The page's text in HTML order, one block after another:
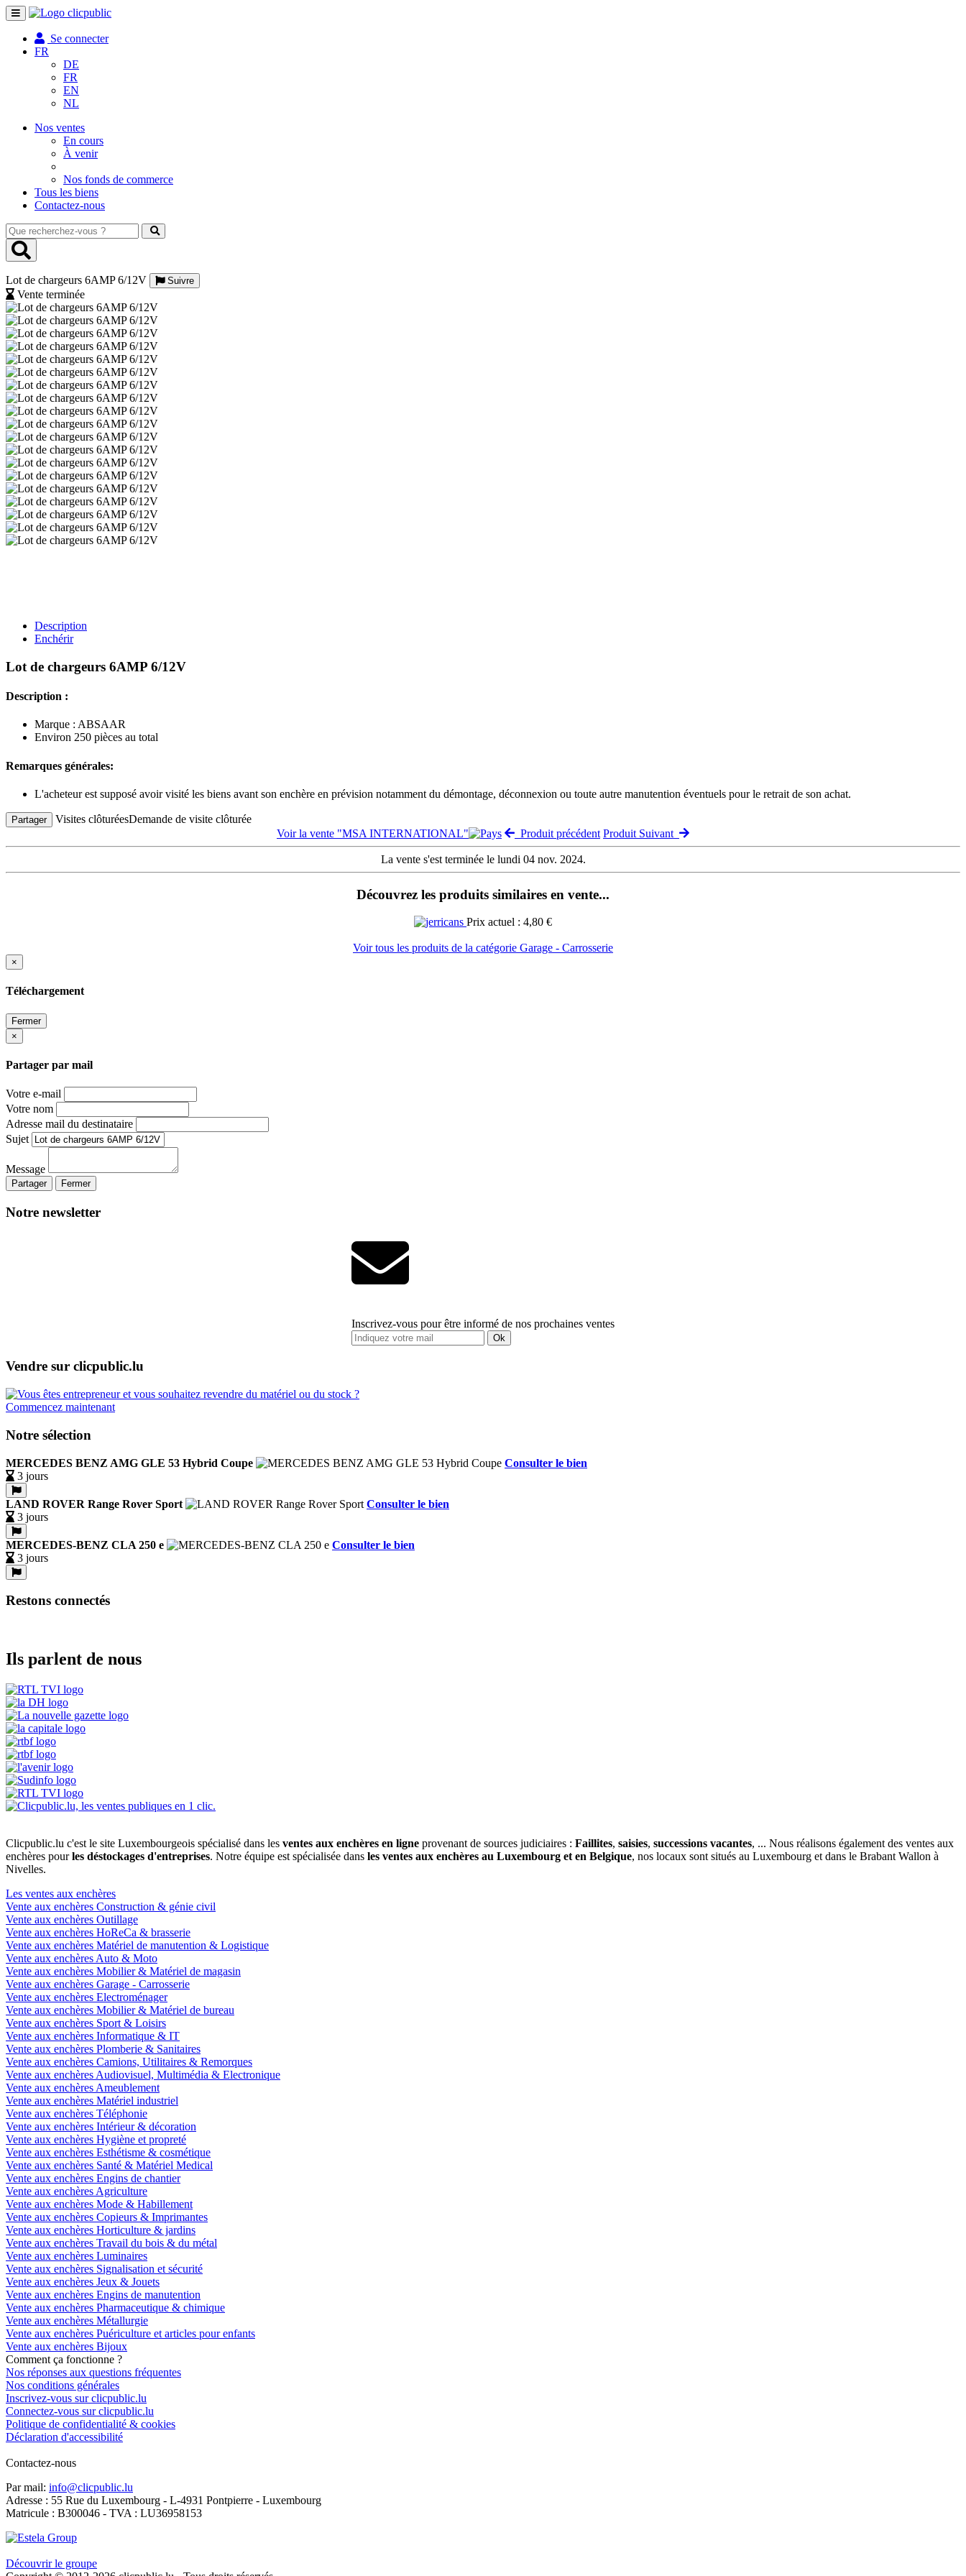
Toggle
navigation
Se connecter
FR
DE
FR
EN
NL
Nos ventes
En cours
À venir
Nos fonds de commerce
Tous les biens
Contactez-nous
Que
recherchez-
vous
Lot de chargeurs 6AMP 6/12V
Suivre
Vente terminée
Description
Enchérir
Lot de chargeurs 6AMP 6/12V
Description :
Marque : ABSAAR
Environ 250 pièces au total
Remarques générales:
L'acheteur est supposé avoir visité les biens avant son enchère en prévision notamment du démontage, déconnexion ou toute autre manutention éventuels pour le retrait de son achat.
Partager Visites clôturéesDemande de visite clôturée
Voir la vente "MSA INTERNATIONAL"
Produit précédent Produit Suivant
La vente s'est terminée le lundi 04 nov. 2024.
Découvrez les produits similaires en vente...
Prix actuel : 4,80 €
Voir tous les produits de la catégorie Garage - Carrosserie
×
Téléchargement
Fermer
×
Partager par mail
Votre e-mail
Votre nom
Adresse mail du destinataire
Sujet
Message
Partager Fermer
Notre newsletter
Inscrivez-vous pour être informé de nos prochaines ventes
Ok
Vendre sur clicpublic.lu
Commencez maintenant
Notre sélection
MERCEDES BENZ AMG GLE 53 Hybrid Coupe
Consulter le bien
3 jours
LAND ROVER Range Rover Sport
Consulter le bien
3 jours
MERCEDES-BENZ CLA 250 e
Consulter le bien
3 jours
Restons connectés
Ils parlent de nous
Clicpublic.lu c'est le site Luxembourgeois spécialisé dans les ventes aux enchères en ligne provenant de sources judiciaires : Faillites, saisies, successions vacantes, ... Nous réalisons également des ventes aux
enchères pourles déstockages d'entreprises. Notre équipe est spécialisée dans les ventes aux enchères au Luxembourg et en Belgique, nos locaux sont situés au Luxembourg et dans le Brabant Wallon à
Nivelles.
Les ventes aux enchères
Vente aux enchères Construction & génie civil
Vente aux enchères Outillage
Vente aux enchères HoReCa & brasserie
Vente aux enchères Matériel de manutention & Logistique
Vente aux enchères Auto & Moto
Vente aux enchères Mobilier & Matériel de magasin
Vente aux enchères Garage - Carrosserie
Vente aux enchères Electroménager
Vente aux enchères Mobilier & Matériel de bureau
Vente aux enchères Sport & Loisirs
Vente aux enchères Informatique & IT
Vente aux enchères Plomberie & Sanitaires
Vente aux enchères Camions, Utilitaires & Remorques
Vente aux enchères Audiovisuel, Multimédia & Electronique
Vente aux enchères Ameublement
Vente aux enchères Matériel industriel
Vente aux enchères Téléphonie
Vente aux enchères Intérieur & décoration
Vente aux enchères Hygiène et propreté
Vente aux enchères Esthétisme & cosmétique
Vente aux enchères Santé & Matériel Medical
Vente aux enchères Engins de chantier
Vente aux enchères Agriculture
Vente aux enchères Mode & Habillement
Vente aux enchères Copieurs & Imprimantes
Vente aux enchères Horticulture & jardins
Vente aux enchères Travail du bois & du métal
Vente aux enchères Luminaires
Vente aux enchères Signalisation et sécurité
Vente aux enchères Jeux & Jouets
Vente aux enchères Engins de manutention
Vente aux enchères Pharmaceutique & chimique
Vente aux enchères Métallurgie
Vente aux enchères Puériculture et articles pour enfants
Vente aux enchères Bijoux
Comment ça fonctionne ?
Nos réponses aux questions fréquentes
Nos conditions générales
Inscrivez-vous sur clicpublic.lu
Connectez-vous sur clicpublic.lu
Politique de confidentialité & cookies
Déclaration d'accessibilité
Contactez-nous
Par mail: info@clicpublic.lu
Adresse : 55 Rue du Luxembourg - L-4931 Pontpierre - Luxembourg
Matricule : B300046 - TVA : LU36958153
Découvrir le groupe